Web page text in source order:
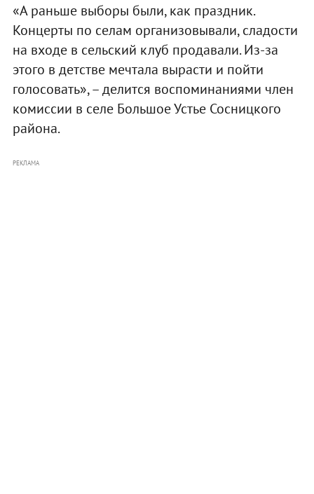
«А раньше выборы были, как праздник.
Концерты по селам организовывали, сладости
на входе в сельский клуб продавали. Из-за
этого в детстве мечтала вырасти и пойти
голосовать», – делится воспоминаниями член
комиссии в селе Большое Устье Сосницкого
района.
РЕКЛАМА